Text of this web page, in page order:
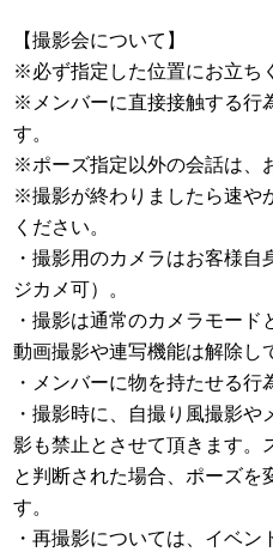
【撮影会について】
※必ず指定した位置にお立ち
※メンバーに直接接触する行
す。
※ポーズ指定以外の会話は、
※撮影が終わりましたら速や
ください。
・撮影用のカメラはお客様
ジカメ可）。
・撮影は通常のカメラモード
動画撮影や連写機能は解除し
・メンバーに物を持たせる行
・撮影時に、自撮り風撮影
影も禁止とさせて頂きます。
と判断された場合、ポーズを
す。
・再撮影については、イベ